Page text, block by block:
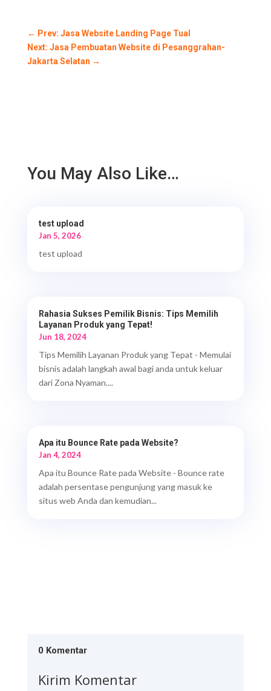
← Prev: Jasa Website Landing Page Tual
Next: Jasa Pembuatan Website di Pesanggrahan-
Jakarta Selatan →
You May Also Like…
test upload
Jan 5, 2026
test upload
Rahasia Sukses Pemilik Bisnis: Tips Memilih
Layanan Produk yang Tepat!
Jun 18, 2024
Tips Memilih Layanan Produk yang Tepat - Memulai
bisnis adalah langkah awal bagi anda untuk keluar
dari Zona Nyaman....
Apa itu Bounce Rate pada Website?
Jan 4, 2024
Apa itu Bounce Rate pada Website - Bounce rate
adalah persentase pengunjung yang masuk ke
situs web Anda dan kemudian...
0 Komentar
Kirim Komentar